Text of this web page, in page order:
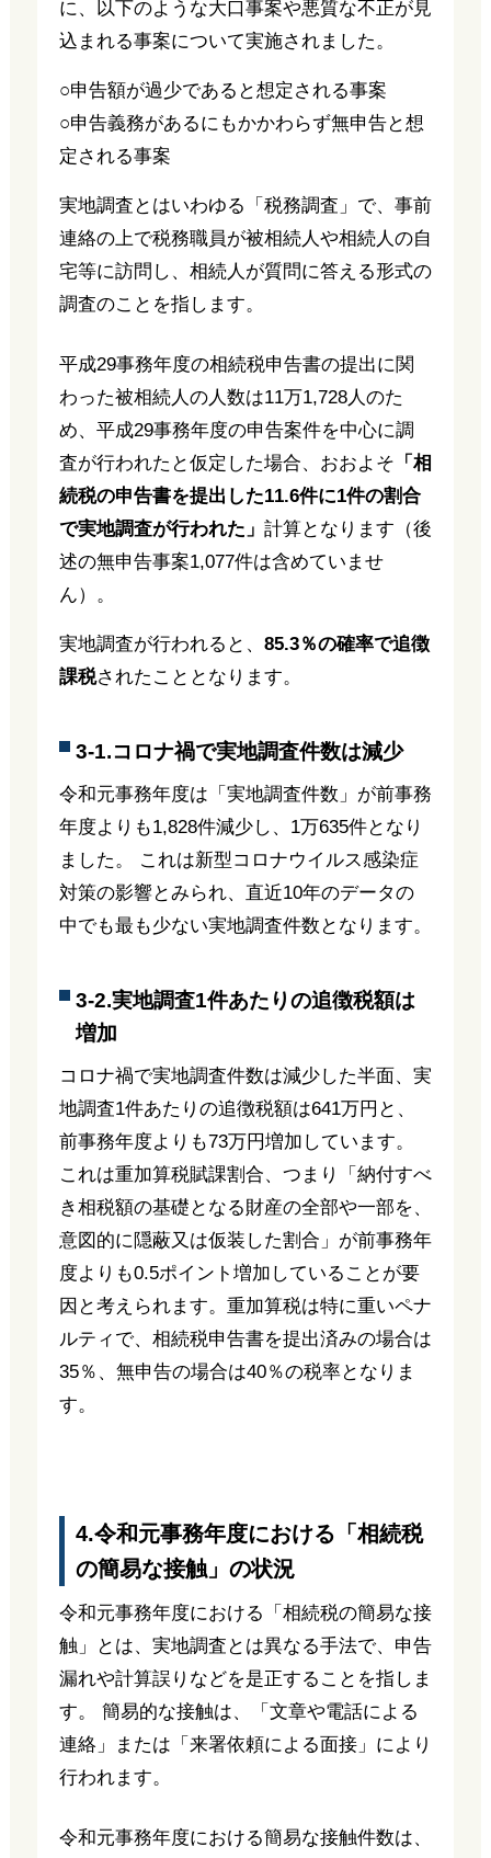
に、以下のような大口事案や悪質な不正が見
込まれる事案について実施されました。
○申告額が過少であると想定される事案
○申告義務があるにもかかわらず無申告と想
定される事案
実地調査とはいわゆる「税務調査」で、事前
連絡の上で税務職員が被相続人や相続人の自
宅等に訪問し、相続人が質問に答える形式の
調査のことを指します。
平成29事務年度の相続税申告書の提出に関
わった被相続人の人数は11万1,728人のた
め、平成29事務年度の申告案件を中心に調
査が行われたと仮定した場合、おおよそ 「相
続税の申告書を提出した11.6件に1件の割合
で実地調査が行われた」 計算となります（後
述の無申告事案1,077件は含めていませ
ん）。
実地調査が行われると、 85.3％の確率で追徴
課税されたこととなります。
3-1.コロナ禍で実地調査件数は減少
令和元事務年度は「実地調査件数」が前事務
年度よりも1,828件減少し、1万635件となり
ました。 これは新型コロナウイルス感染症
対策の影響とみられ、直近10年のデータの
中でも最も少ない実地調査件数となります。
3-2.実地調査1件あたりの追徴税額は
増加
コロナ禍で実地調査件数は減少した半面、実
地調査1件あたりの追徴税額は641万円と、
前事務年度よりも73万円増加しています。
これは重加算税賦課割合、つまり「納付すべ
き相税額の基礎となる財産の全部や一部を、
意図的に隠蔽又は仮装した割合」が前事務年
度よりも0.5ポイント増加していることが要
因と考えられます。重加算税は特に重いペナ
ルティで、相続税申告書を提出済みの場合は
35％、無申告の場合は40％の税率となりま
す。
4.令和元事務年度における「相続税
の簡易な接触」の状況
令和元事務年度における「相続税の簡易な接
触」とは、実地調査とは異なる手法で、申告
漏れや計算誤りなどを是正することを指しま
す。 簡易的な接触は、「文章や電話による
連絡」または「来署依頼による面接」により
行われます。
令和元事務年度における簡易な接触件数は、